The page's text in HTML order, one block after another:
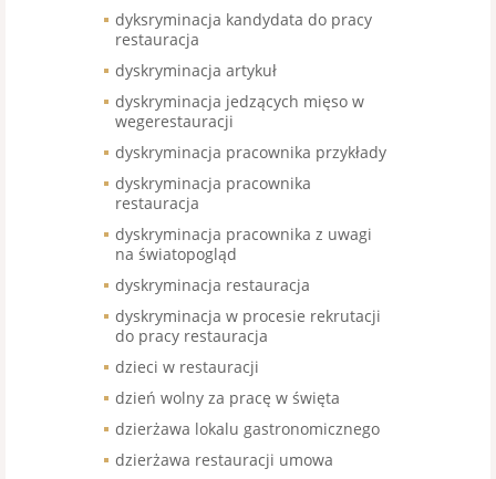
dyksryminacja kandydata do pracy
restauracja
dyskryminacja artykuł
dyskryminacja jedzących mięso w
wegerestauracji
dyskryminacja pracownika przykłady
dyskryminacja pracownika
restauracja
dyskryminacja pracownika z uwagi
na światopogląd
dyskryminacja restauracja
dyskryminacja w procesie rekrutacji
do pracy restauracja
dzieci w restauracji
dzień wolny za pracę w święta
dzierżawa lokalu gastronomicznego
dzierżawa restauracji umowa